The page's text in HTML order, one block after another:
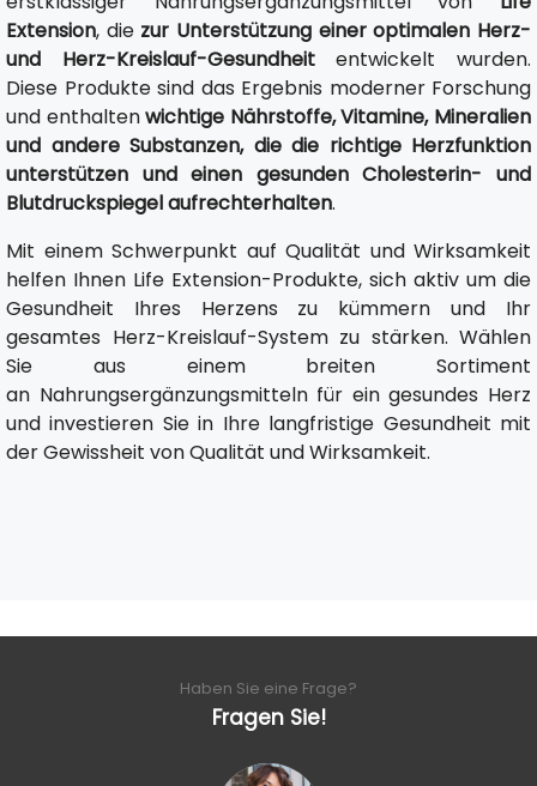
Extension, die zur Unterstützung einer optimalen Herz-
und Herz-Kreislauf-Gesundheitentwickelt wurden.
Diese Produkte sind das Ergebnis moderner Forschung
und enthaltenwichtige Nährstoffe, Vitamine, Mineralien
und andere Substanzen, die die richtige Herzfunktion
unterstützen und einen gesunden Cholesterin- und
Blutdruckspiegel aufrechterhalten.
Mit einem Schwerpunkt auf Qualität und Wirksamkeit
helfen Ihnen Life Extension-Produkte, sich aktiv um die
Gesundheit Ihres Herzens zu kümmern und Ihr
gesamtes Herz-Kreislauf-System zu stärken. Wählen
Sie aus einem breiten Sortiment
an Nahrungsergänzungsmitteln für ein gesundes Herz
und investieren Sie in Ihre langfristige Gesundheit mit
der Gewissheit von Qualität und Wirksamkeit.
Haben Sie eine Frage?
Fragen Sie!